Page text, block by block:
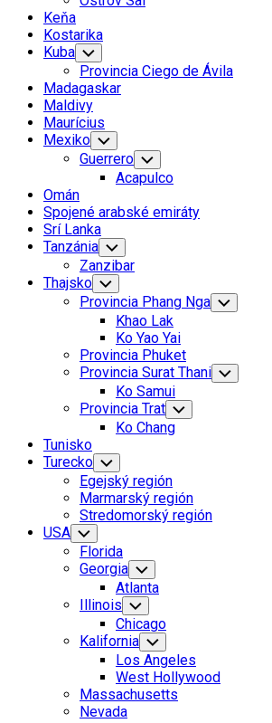
Menu
Keňa
Kostarika
Kuba Toggle
Child
Menu
Provincia Ciego de Ávila
Madagaskar
Maldivy
Maurícius
Mexiko Toggle
Child
Menu
Guerrero Toggle
Child
Menu
Acapulco
Omán
Spojené arabské emiráty
Srí Lanka
Tanzánia Toggle
Child
Menu
Zanzibar
Thajsko Toggle
Child
Menu
Provincia Phang Nga Toggle
Child
Khao Lak
Ko Yao Yai
Provincia Phuket
Provincia Surat Thani Toggle
Child
Ko Samui
Provincia Trat Toggle
Child
Menu
Ko Chang
Tunisko
Turecko Toggle
Child
Menu
Egejský región
Marmarský región
Stredomorský región
USA Toggle
Child
Menu
Florida
Georgia Toggle
Child
Menu
Atlanta
Illinois Toggle
Child
Menu
Chicago
Kalifornia Toggle
Child
Menu
Los Angeles
West Hollywood
Massachusetts
Nevada